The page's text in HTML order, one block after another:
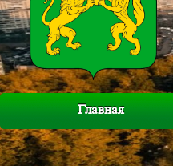
Главная